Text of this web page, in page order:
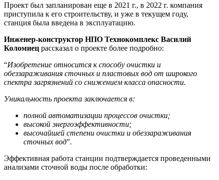
Проект был запланирован еще в 2021 г., в 2022 г. компания
приступила к его строительству, и уже в текущем году,
станция была введена в эксплуатацию.
Инженер-конструктор НПО Технокомплекс Василий
Коломиец рассказал о проекте более подробно:
“Изобретение относится к способу очистки и
обеззараживания сточных и пластовых вод от широкого
спектра загрязнений со снижением класса опасности.
Уникальность проекта заключается в:
полной автоматизации процессов очистки;
высокой энергоэффективности;
высочайшей степени очистки и обеззараживания
сточных вод”.
Эффективная работа станции подтверждается проведенными
анализами сточной воды после обработки: